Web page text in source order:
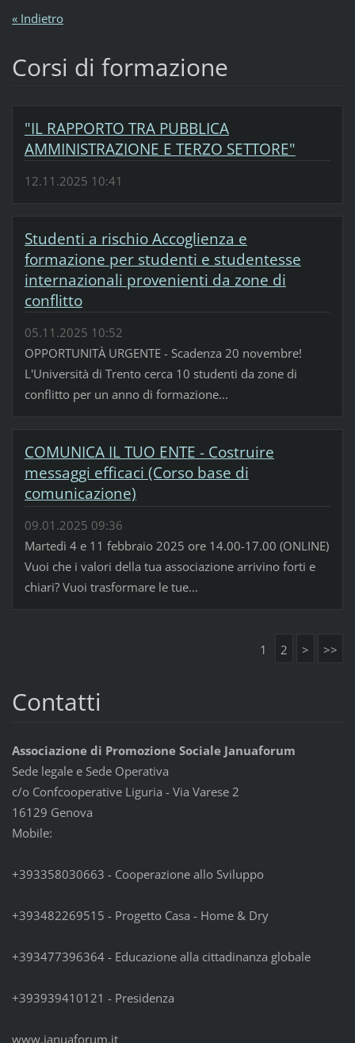
« Indietro
Corsi di formazione
"IL RAPPORTO TRA PUBBLICA
AMMINISTRAZIONE E TERZO SETTORE"
12.11.2025 10:41
Studenti a rischio Accoglienza e
formazione per studenti e studentesse
internazionali provenienti da zone di
conflitto
05.11.2025 10:52
OPPORTUNITÀ URGENTE - Scadenza 20 novembre!
L'Università di Trento cerca 10 studenti da zone di
conflitto per un anno di formazione...
COMUNICA IL TUO ENTE - Costruire
messaggi efficaci (Corso base di
comunicazione)
09.01.2025 09:36
Martedì 4 e 11 febbraio 2025 ore 14.00-17.00 (ONLINE)
Vuoi che i valori della tua associazione arrivino forti e
chiari? Vuoi trasformare le tue...
1 2 > >>
Contatti
Associazione di Promozione Sociale Januaforum
Sede legale e Sede Operativa
c/o Confcooperative Liguria - Via Varese 2
16129 Genova
Mobile:
+393358030663 - Cooperazione allo Sviluppo
+393482269515 - Progetto Casa - Home & Dry
+393477396364 - Educazione alla cittadinanza globale
+393939410121 - Presidenza
www.januaforum.it